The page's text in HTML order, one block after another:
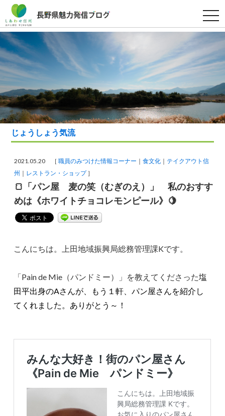
t
o
g
l
e
n
a
g
a
t
o
じょうしょう気流
2021.05.20 ［職員のみつけた情報コーナー 食文化
テイクアウト信
州
レストラン・ショップ］
🍞「パン屋 麦の笑（むぎのえ）」 私のおすす
めは《ホワイトチョコレモンピール》🍋
こんにちは。上田地域振興局総務管理課Kです。
「Pain de Mie（パンドミー）」を教えてくださった塩
田平出身のAさんが、もう１軒、パン屋さんを紹介し
てくれました。ありがとう～！